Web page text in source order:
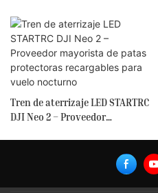
Tren de aterrizaje LED STARTRC
DJI Neo 2 – Proveedor